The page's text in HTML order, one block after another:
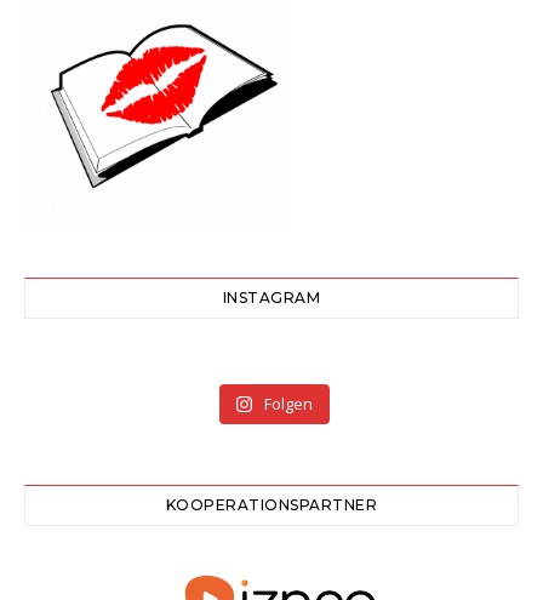
INSTAGRAM
Folgen
KOOPERATIONSPARTNER